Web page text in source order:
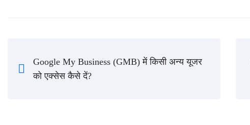
Google My Business (GMB) में किसी अन्य यूजर
को एक्सेस कैसे दें?